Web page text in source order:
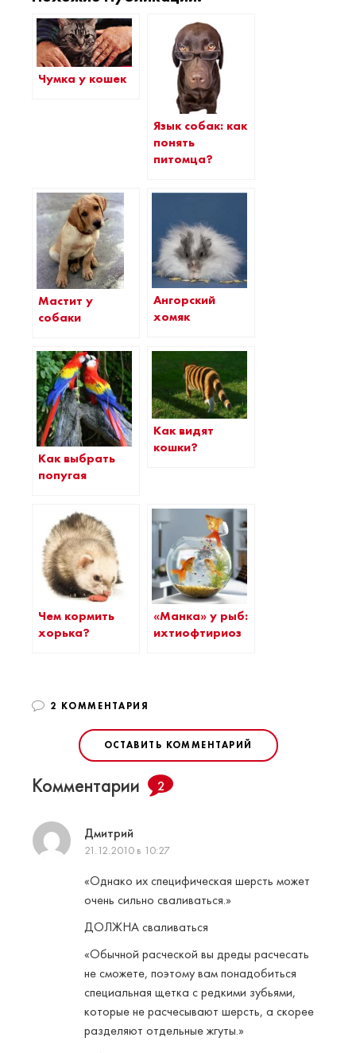
Чумка у кошек
Язык собак: как
понять
питомца?
Мастит у
собаки
Ангорский
хомяк
Как выбрать
попугая
Как видят
кошки?
Чем кормить
хорька?
«Манка» у рыб:
ихтиофтириоз
2 КОММЕНТАРИЯ
ОСТАВИТЬ КОММЕНТАРИЙ
Комментарии 2
Дмитрий
21.12.2010 в 10:27
«Однако их специфическая шерсть может
очень сильно сваливаться.»
ДОЛЖНА сваливаться
«Обычной расческой вы дреды расчесать
не сможете, поэтому вам понадобиться
специальная щетка с редкими зубьями,
которые не расчесывают шерсть, а скорее
разделяют отдельные жгуты.»